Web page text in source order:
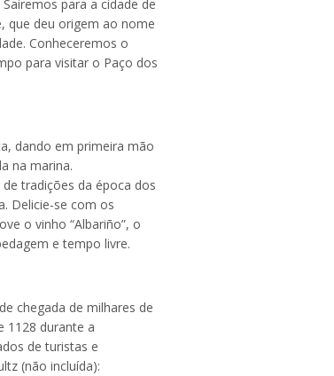
para a cidade de
que deu origem ao nome
Conheceremos o
para visitar o Paço dos
dando em primeira mão
na marina.
tradições da época dos
Delicie-se com os
o vinho “Albariño”, o
e tempo livre.
chegada de milhares de
1128 durante a
de turistas e
(não incluída):